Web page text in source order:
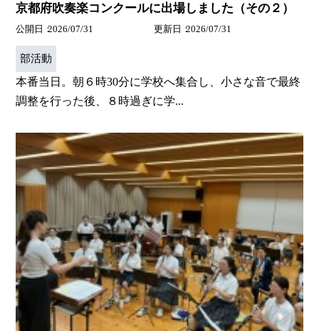
京都府吹奏楽コンクールに出場しました（その２）
公開日 2026/07/31 更新日 2026/07/31
部活動
本番当日。朝６時30分に学校へ集合し、小さな音で最終
調整を行った後、８時過ぎに学...